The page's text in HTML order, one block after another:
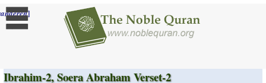
]
Ibrahim-2, Soera Abraham Verset-2